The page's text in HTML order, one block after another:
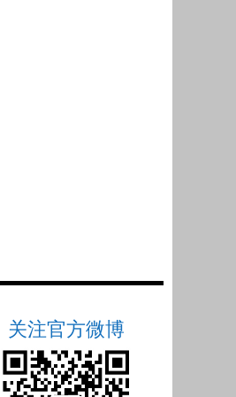
关注官方微博